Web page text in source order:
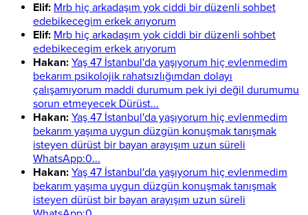
Elif: Mrb hiç arkadaşım yok ciddi bir düzenli sohbet
edebikecegim erkek arıyorum
Elif: Mrb hiç arkadaşım yok ciddi bir düzenli sohbet
edebikecegim erkek arıyorum
Hakan: Yaş 47 İstanbul'da yaşıyorum hiç evlenmedim
bekarım psikolojik rahatsızlığımdan dolayı
çalışamıyorum maddi durumum pek iyi değil durumumu
sorun etmeyecek Dürüst...
Hakan: Yaş 47 İstanbul'da yaşıyorum hiç evlenmedim
bekarım yaşıma uygun düzgün konuşmak tanışmak
isteyen dürüst bir bayan arayışım uzun süreli
WhatsApp:0...
Hakan: Yaş 47 İstanbul'da yaşıyorum hiç evlenmedim
bekarım yaşıma uygun düzgün konuşmak tanışmak
isteyen dürüst bir bayan arayışım uzun süreli